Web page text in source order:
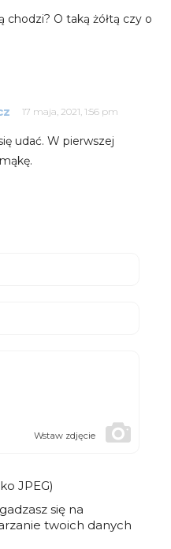
chodzi? O taką żółtą czy o
17 maja, 2021, 1:56 pm
udać. W pierwszej
Wstaw zdjęcie
JPEG)
się na
twoich danych